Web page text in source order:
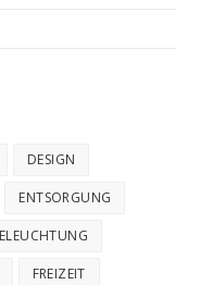
DESIGN
ENTSORGUNG
FREIZEIT